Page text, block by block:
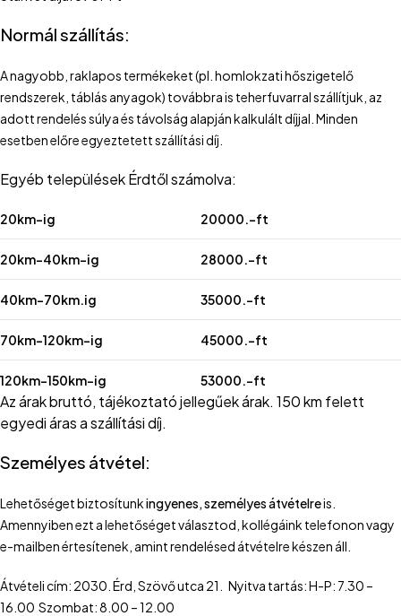
Normál szállítás:
A nagyobb, raklapos termékeket (pl. homlokzati hőszigetelő
rendszerek, táblás anyagok) továbbra is teherfuvarral szállítjuk, az
adott rendelés súlya és távolság alapján kalkulált díjjal. Minden
esetben előre egyeztetett szállítási díj.
Egyéb települések Érdtől számolva:
20km-ig 20000.-ft
20km-40km-ig 28000.-ft
40km-70km.ig 35000.-ft
70km-120km-ig 45000.-ft
120km-150km-ig 53000.-ft
Az árak bruttó, tájékoztató jellegűek árak. 150 km felett
egyedi áras a szállítási díj.
Személyes átvétel:
Lehetőséget biztosítunkingyenes, személyes átvételreis.
Amennyiben ezt a lehetőséget választod, kollégáink telefonon vagy
e-mailben értesítenek, amint rendelésed átvételre készen áll.
Átvételi cím: 2030. Érd, Szövő utca 21. Nyitva tartás: H-P: 7.30 –
16.00 Szombat: 8.00 – 12.00